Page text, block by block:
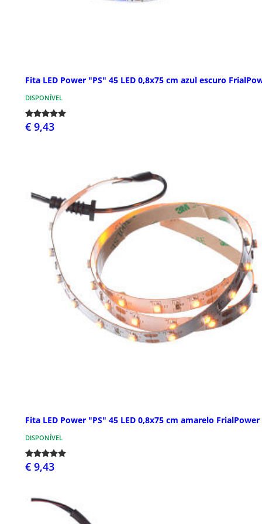
Fita LED Power "PS" 45 LED 0,8x75 cm azul escuro
DISPONÍVEL
€ 9,43
Fita LED Power "PS" 45 LED 0,8x75 cm amarelo FrialPower
DISPONÍVEL
€ 9,43